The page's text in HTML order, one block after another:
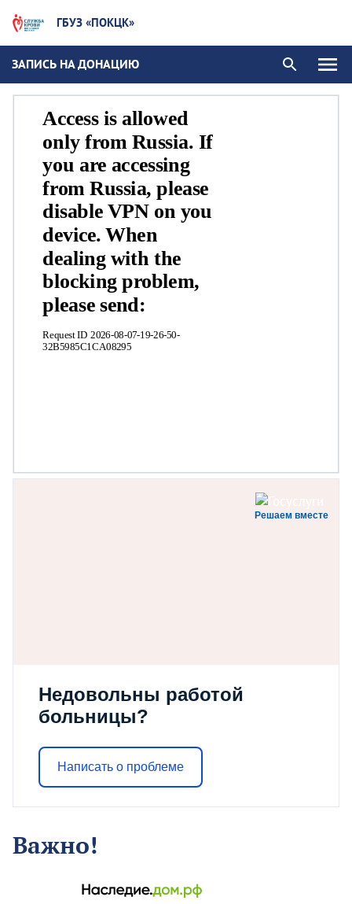
ГБУЗ «ПОКЦК»
ЗАПИСЬ НА ДОНАЦИЮ
Решаем вместе
Недовольны работой
больницы?
Написать о проблеме
Важно!